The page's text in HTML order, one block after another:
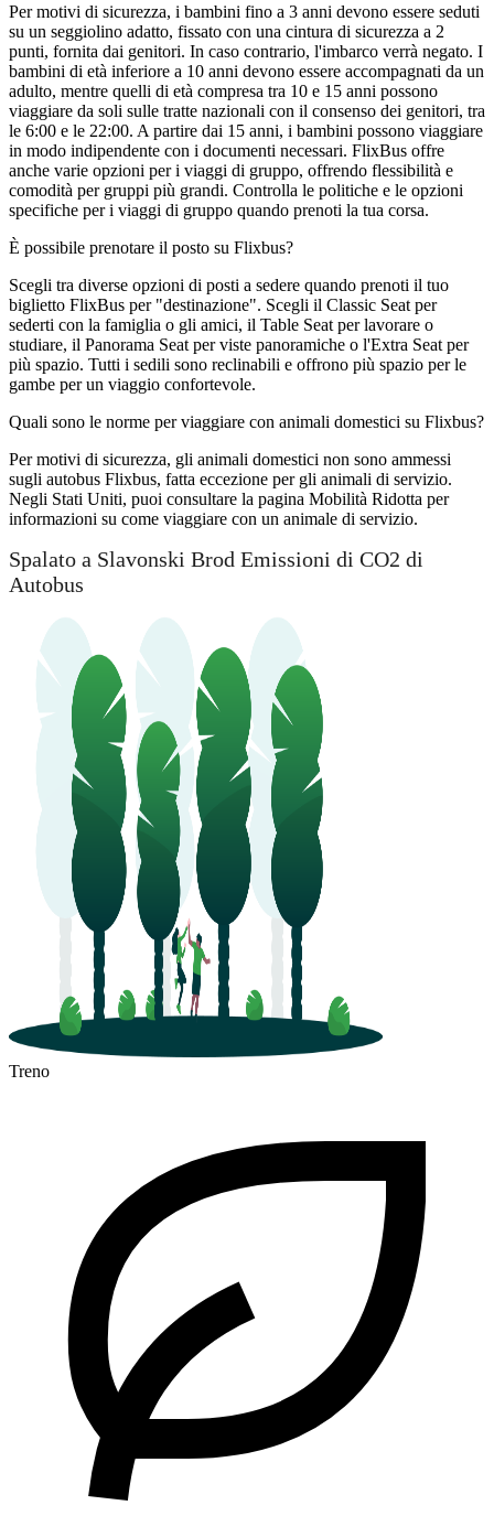
Per motivi di sicurezza, i bambini fino a 3 anni devono essere seduti
su un seggiolino adatto, fissato con una cintura di sicurezza a 2
punti, fornita dai genitori. In caso contrario, l'imbarco verrà negato. I
bambini di età inferiore a 10 anni devono essere accompagnati da un
adulto, mentre quelli di età compresa tra 10 e 15 anni possono
viaggiare da soli sulle tratte nazionali con il consenso dei genitori, tra
le 6:00 e le 22:00. A partire dai 15 anni, i bambini possono viaggiare
in modo indipendente con i documenti necessari. FlixBus offre
anche varie opzioni per i viaggi di gruppo, offrendo flessibilità e
comodità per gruppi più grandi. Controlla le politiche e le opzioni
specifiche per i viaggi di gruppo quando prenoti la tua corsa.
È possibile prenotare il posto su Flixbus?
Scegli tra diverse opzioni di posti a sedere quando prenoti il ​​tuo
biglietto FlixBus per "destinazione". Scegli il Classic Seat per
sederti con la famiglia o gli amici, il Table Seat per lavorare o
studiare, il Panorama Seat per viste panoramiche o l'Extra Seat per
più spazio. Tutti i sedili sono reclinabili e offrono più spazio per le
gambe per un viaggio confortevole.
Quali sono le norme per viaggiare con animali domestici su Flixbus?
Per motivi di sicurezza, gli animali domestici non sono ammessi
sugli autobus Flixbus, fatta eccezione per gli animali di servizio.
Negli Stati Uniti, puoi consultare la pagina Mobilità Ridotta per
informazioni su come viaggiare con un animale di servizio.
Spalato a Slavonski Brod Emissioni di CO2 di
Autobus
Treno